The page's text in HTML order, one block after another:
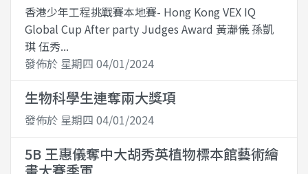
香港少年工程挑戰賽本地賽- Hong Kong VEX IQ
Global Cup After party Judges Award 黃瀞儀 孫凱
琪 伍秀...
發佈於 星期四 04/01/2024
生物科學生連奪兩大獎項
發佈於 星期四 04/01/2024
5B 王惠儀奪中大胡秀英植物標本館藝術繪
畫大賽季軍